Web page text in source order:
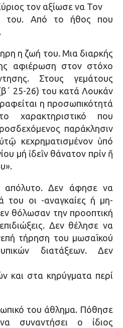
τον αξίωσε να Τον
του. Από το ήθος που
η ζωή του. Μια διαρκής
αφιέρωση στον στόχο
Στους γεμάτους
25-26) του κατά Λουκάν
η προσωπικότητά
χαρακτηριστικό που
παράκλησιν
κεχρηματισμένον ὑπό
μή ἰδεῖν θάνατον πρίν ἤ
απόλυτο. Δεν άφησε να
του οι -αναγκαίες ή μη-
θόλωσαν την προοπτική
Δεν θέλησε να
τήρηση του μωσαϊκού
διατάξεων. Δεν
και στα κηρύγματα περί
του άθλημα. Πόθησε
συναντήσει ο ίδιος